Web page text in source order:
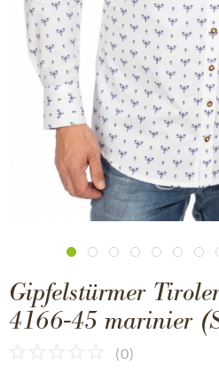
Gipfelstürmer
4166-45 marinier
(0)